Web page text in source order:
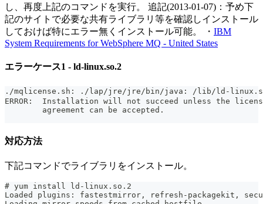
し、再度上記のコマンドを実行。 追記(2013-01-07)：予め下
記のサイトで必要な共有ライブラリ等を確認しインストール
しておけば特にエラー無くインストール可能。 ・ IBM
System Requirements for WebSphere MQ - United States
エラーケース1 - ld-linux.so.2
./mqlicense.sh: ./lap/jre/jre/bin/java: /lib/ld-linux.so.2:
ERROR:  Installation will not succeed unless the
        agreement can be accepted.
対応方法
下記コマンドでライブラリをインストール。
# yum install ld-linux.so.2
Loaded plugins: fastestmirror, refresh-packagekit,